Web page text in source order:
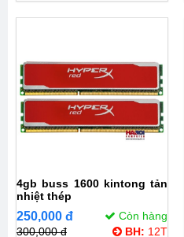
4gb buss 1600 kintong tản
nhiệt thép
250,000 đ
Còn hàng
300,000 đ
BH: 12T